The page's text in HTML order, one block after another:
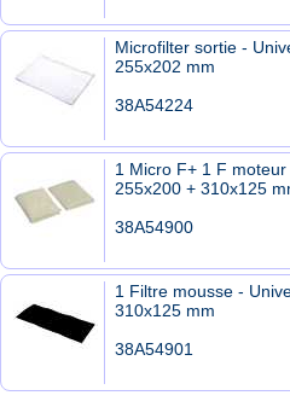
Microfilter sortie -
255x202 mm
38A54224
1 Micro F+ 1 F
255x200 + 310x125
38A54900
1 Filtre mousse -
310x125 mm
38A54901